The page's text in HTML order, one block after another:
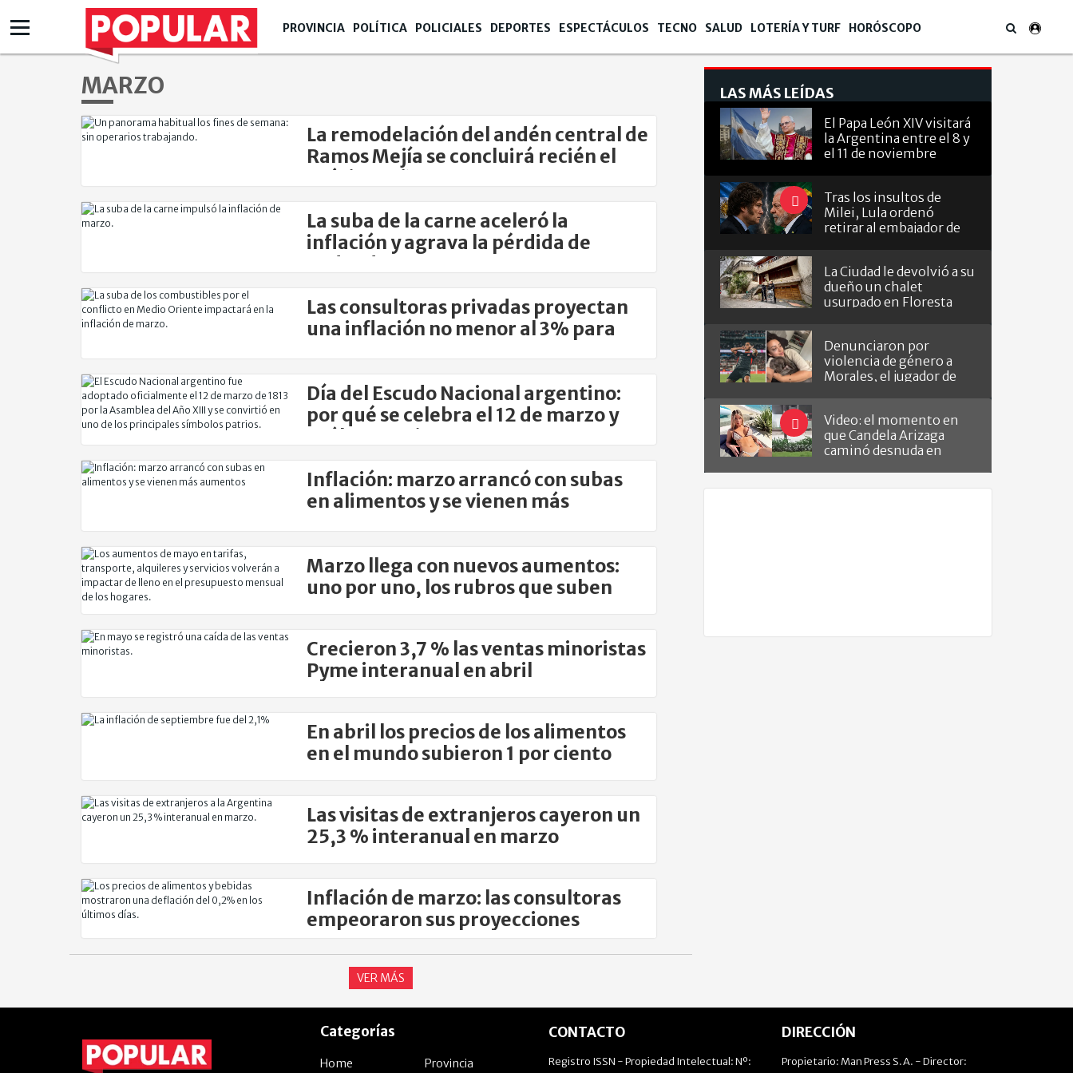
PROVINCIA POLÍTICA POLICIALES DEPORTES ESPECTÁCULOS TECNO SALUD LOTERÍA Y TURF HORÓSCOPO
MARZO
La remodelación del andén central de
Ramos Mejía se concluirá recién el
próximo año
La suba de la carne aceleró la
inflación y agrava la pérdida de
poder de compra
Las consultoras privadas proyectan
una inflación no menor al 3% para
Día del Escudo Nacional argentino:
por qué se celebra el 12 de marzo y
cuál es su origen
Inflación: marzo arrancó con subas
en alimentos y se vienen más
Marzo llega con nuevos aumentos:
uno por uno, los rubros que suben
Crecieron 3,7 % las ventas minoristas
Pyme interanual en abril
En abril los precios de los alimentos
en el mundo subieron 1 por ciento
Las visitas de extranjeros cayeron un
25,3 % interanual en marzo
Inflación de marzo: las consultoras
empeoraron sus proyecciones
VER MÁS
LAS MÁS LEÍDAS
El Papa León XIV visitará
la Argentina entre el 8 y
el 11 de noviembre
Tras los insultos de
Milei, Lula ordenó
retirar al embajador de
La Ciudad le devolvió a su
dueño un chalet
usurpado en Floresta
Denunciaron por
violencia de género a
Morales, el jugador de
Video: el momento en
que Candela Arizaga
caminó desnuda en
Categorías
Home Provincia
CONTACTO
Registro ISSN - Propiedad Intelectual: Nº:
DIRECCIÓN
Propietario: Man Press S.A. - Director: